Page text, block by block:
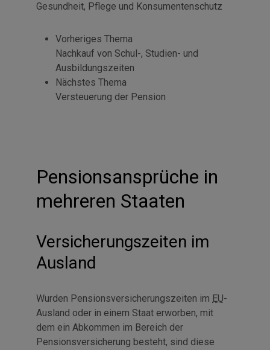
Gesundheit, Pflege und Konsumentenschutz
Vorheriges Thema
Nachkauf von Schul-, Studien- und
Ausbildungszeiten
Nächstes Thema
Versteuerung der Pension
Pensionsansprüche in
mehreren Staaten
Versicherungszeiten im
Ausland
Wurden Pensionsversicherungszeiten im EU-
Ausland oder in einem Staat erworben, mit
dem ein Abkommen im Bereich der
Pensionsversicherung besteht, sind diese